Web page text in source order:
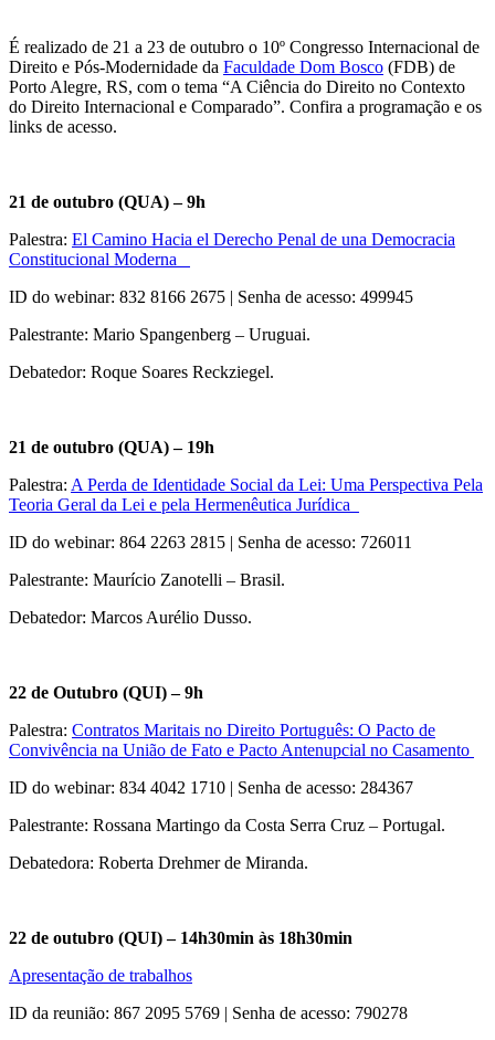
É realizado de 21 a 23 de outubro o 10º Congresso Internacional de
Direito e Pós-Modernidade da Faculdade Dom Bosco (FDB) de
Porto Alegre, RS, com o tema “A Ciência do Direito no Contexto
do Direito Internacional e Comparado”. Confira a programação e os
links de acesso.
21 de outubro (QUA) – 9h
Palestra: El Camino Hacia el Derecho Penal de una Democracia
Constitucional Moderna
ID do webinar: 832 8166 2675 | Senha de acesso: 499945
Palestrante: Mario Spangenberg – Uruguai.
Debatedor: Roque Soares Reckziegel.
21 de outubro (QUA) – 19h
Palestra: A Perda de Identidade Social da Lei: Uma Perspectiva Pela
Teoria Geral da Lei e pela Hermenêutica Jurídica
ID do webinar: 864 2263 2815 | Senha de acesso: 726011
Palestrante: Maurício Zanotelli – Brasil.
Debatedor: Marcos Aurélio Dusso.
22 de Outubro (QUI) – 9h
Palestra: Contratos Maritais no Direito Português: O Pacto de
Convivência na União de Fato e Pacto Antenupcial no Casamento
ID do webinar: 834 4042 1710 | Senha de acesso: 284367
Palestrante: Rossana Martingo da Costa Serra Cruz – Portugal.
Debatedora: Roberta Drehmer de Miranda.
22 de outubro (QUI) – 14h30min às 18h30min
Apresentação de trabalhos
ID da reunião: 867 2095 5769 | Senha de acesso: 790278